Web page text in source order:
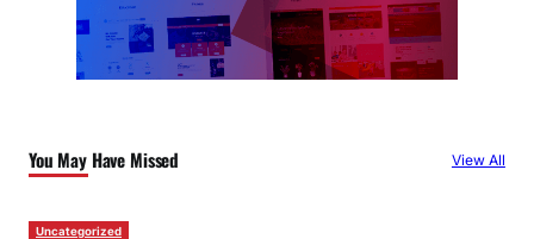
You May Have Missed View All
Uncategorized